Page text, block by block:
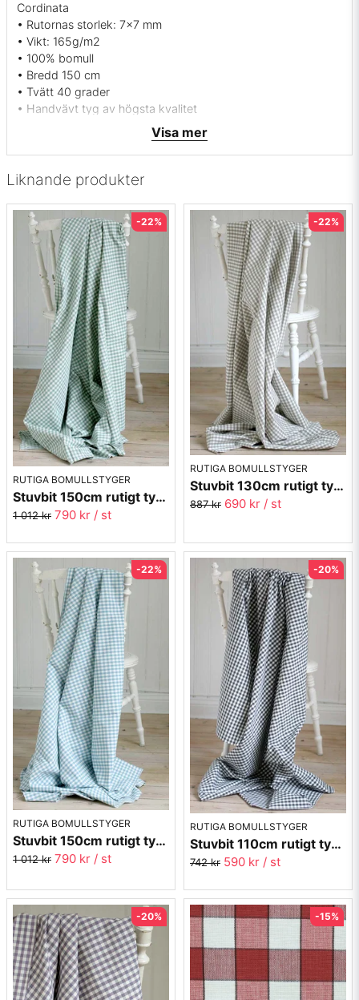
Liknande produkter
RUTIGA BOMULLSTYGER
Stuvbit 150cm rutigt tyg - grön Margaretaruta
1 012 kr 790 kr / st
-22%
RUTIGA BOMULLSTYGER
Stuvbit 130cm rutigt tyg - beige Margaretaruta
887 kr 690 kr / st
-22%
RUTIGA BOMULLSTYGER
Stuvbit 150cm rutigt tyg - turkos Margaretaruta
1 012 kr 790 kr / st
-22%
RUTIGA BOMULLSTYGER
Stuvbit 110cm rutigt tyg - svart Margaretaruta
742 kr 590 kr / st
-20%
-20% -15%
Cordinata
• Rutornas storlek: 7x7 mm
• Vikt: 165g/m2
• 100% bomull
• Bredd 150 cm
• Tvätt 40 grader
• Handvävt tyg av högsta kvalitet
Visa mer